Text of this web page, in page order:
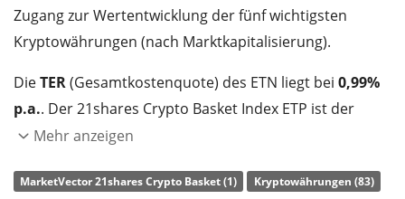
Zugang zur Wertentwicklung der fünf wichtigsten
Kryptowährungen (nach Marktkapitalisierung).
DieTER(Gesamtkostenquote) des ETN liegt bei 0,99%
p.a.. Der 21shares Crypto Basket Index ETP ist der
einzige ETN, der den MarketVector 21shares Crypto
Wertentwicklung des Index durch eine
Mehr anzeigen
MarketVector 21shares Crypto Basket (1) Kryptowährungen (83)